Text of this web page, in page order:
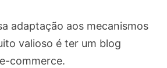
adaptação aos mecanismos
valioso é ter um blog
commerce.